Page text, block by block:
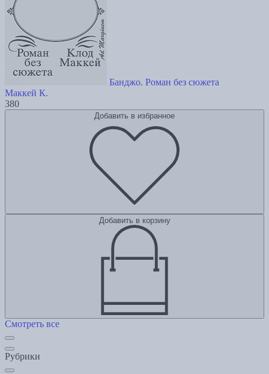
Банджо. Роман без сюжета
Маккей К.
380
Добавить в избранное
Добавить в корзину
Смотреть все
Рубрики